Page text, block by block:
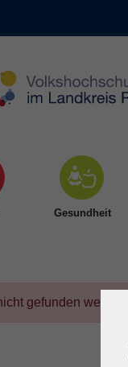
Gesundheit
gefunden werden.